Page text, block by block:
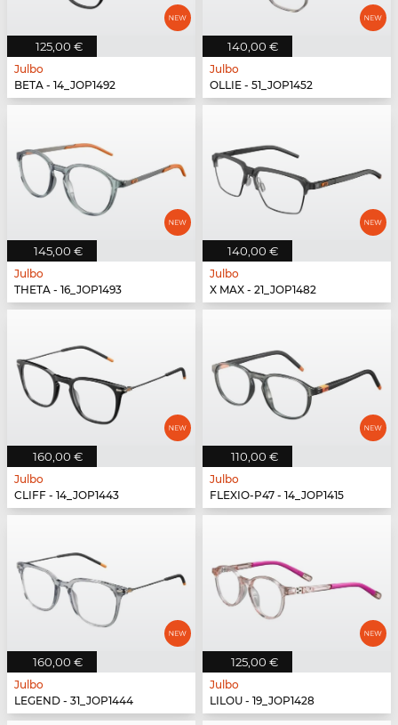
125,00 €
Julbo
BETA - 14_JOP1492
140,00 €
Julbo
OLLIE - 51_JOP1452
145,00 €
Julbo
THETA - 16_JOP1493
140,00 €
Julbo
X MAX - 21_JOP1482
160,00 €
Julbo
CLIFF - 14_JOP1443
110,00 €
Julbo
FLEXIO-P47 - 14_JOP1415
160,00 €
Julbo
LEGEND - 31_JOP1444
125,00 €
Julbo
LILOU - 19_JOP1428